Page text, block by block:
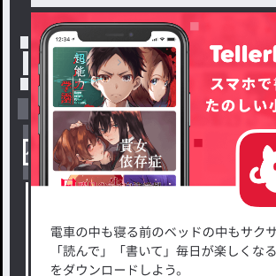
トップ 「たに」最新作：たにの
小説を探す
小説コンテスト応募・公募
出版・メディアミックス作品
ジャンル
恋愛・ロマ
ファンタジ